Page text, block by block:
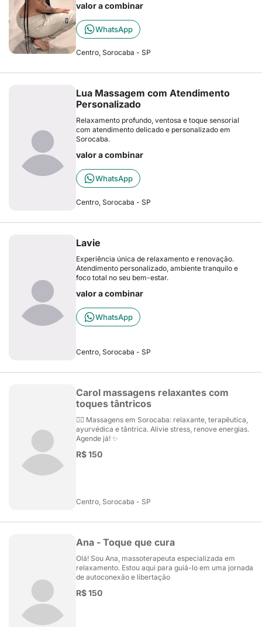
valor a combinar
WhatsApp
Centro, Sorocaba - SP
Lua Massagem com Atendimento
Personalizado
Relaxamento profundo, ventosa e toque sensorial
com atendimento delicado e personalizado em
Sorocaba.
valor a combinar
WhatsApp
Centro, Sorocaba - SP
Lavie
Experiência única de relaxamento e renovação.
Atendimento personalizado, ambiente tranquilo e
foco total no seu bem-estar.
valor a combinar
WhatsApp
Centro, Sorocaba - SP
Carol massagens relaxantes com
toques tântricos
💆‍♀️ Massagens em Sorocaba: relaxante, terapêutica,
ayurvédica e tântrica. Alivie stress, renove energias.
Agende já! ✨
R$ 150
Centro, Sorocaba - SP
Ana - Toque que cura
Olá! Sou Ana, massoterapeuta especializada em
relaxamento. Estou aqui para guiá-lo em uma jornada
de autoconexão e libertação
R$ 150